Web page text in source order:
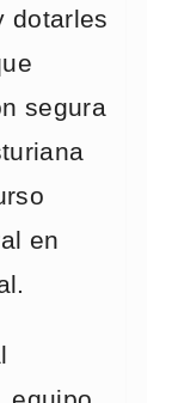
dotarles
segura
en